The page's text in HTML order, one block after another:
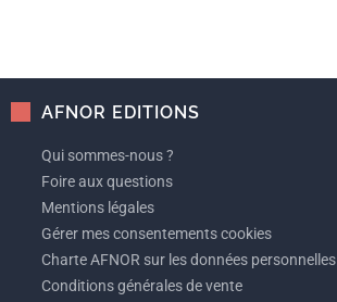
AFNOR EDITIONS
Qui sommes-nous ?
Foire aux questions
Mentions légales
Gérer mes consentements cookies
Charte AFNOR sur les données personnelles
Conditions générales de vente